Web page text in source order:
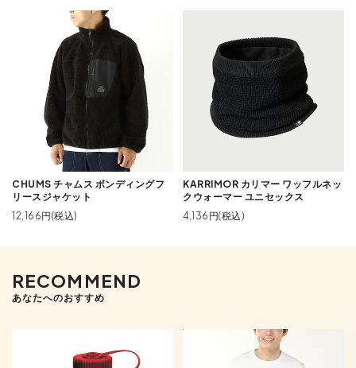
CHUMS チャムス ボンディングフ
リースジャケット
12,166円(税込)
KARRIMOR カリマー ワッフルネッ
クウォーマー ユニセックス
4,136円(税込)
RECOMMEND
あなたへのおすすめ